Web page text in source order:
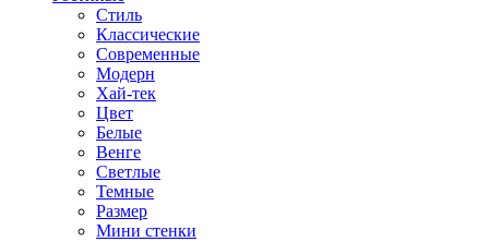
Стиль
Классические
Современные
Модерн
Хай-тек
Цвет
Белые
Венге
Светлые
Темные
Размер
Мини стенки